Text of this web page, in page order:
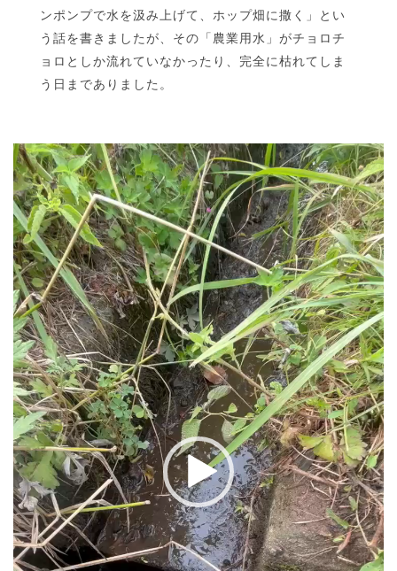
ンポンプで水を汲み上げて、ホップ畑に撒く」とい
う話を書きましたが、その「農業用水」がチョロチ
ョロとしか流れていなかったり、完全に枯れてしま
う日までありました。
動
画
プ
レ
ー
ヤ
ー